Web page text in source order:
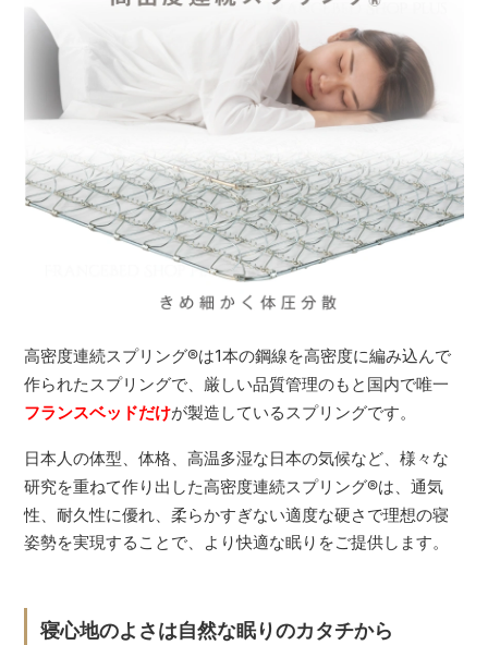
高密度連続スプリング®は1本の鋼線を高密度に編み込んで
作られたスプリングで、厳しい品質管理のもと国内で唯一
フランスベッドだけが製造しているスプリングです。
日本人の体型、体格、高温多湿な日本の気候など、様々な
研究を重ねて作り出した高密度連続スプリング®は、通気
性、耐久性に優れ、柔らかすぎない適度な硬さで理想の寝
姿勢を実現することで、より快適な眠りをご提供します。
寝心地のよさは自然な眠りのカタチから